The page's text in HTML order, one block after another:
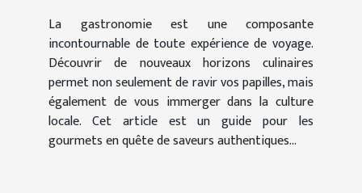
La gastronomie est une composante
incontournable de toute expérience de voyage.
Découvrir de nouveaux horizons culinaires
permet non seulement de ravir vos papilles, mais
également de vous immerger dans la culture
locale. Cet article est un guide pour les
gourmets en quête de saveurs authentiques...